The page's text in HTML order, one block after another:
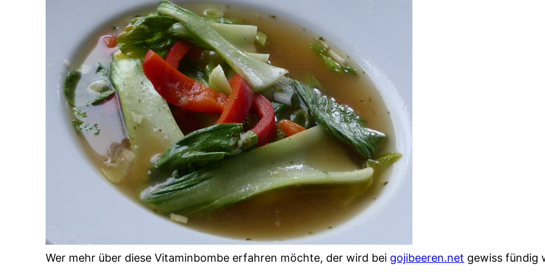
Wer mehr über diese Vitaminbombe erfahren möchte, der wird bei gojibeeren.net gewiss fündig